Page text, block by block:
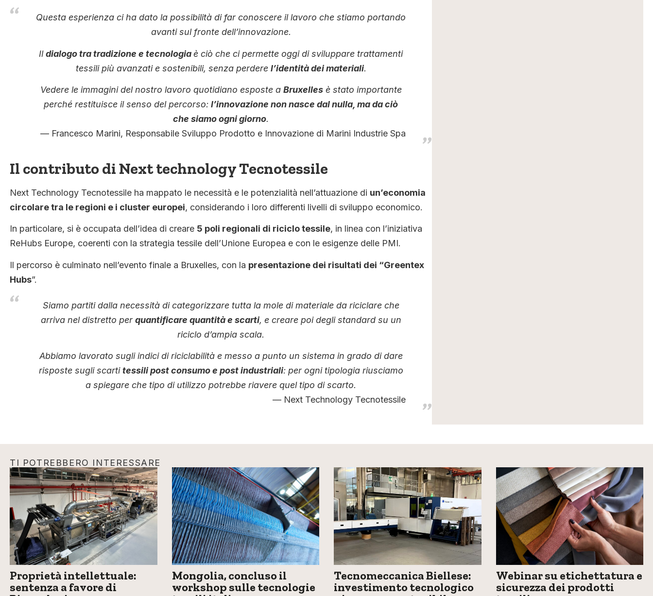
Questa esperienza ci ha dato la possibilità di far conoscere il lavoro che stiamo portando
avanti sul fronte dell’innovazione.
Ildialogo tra tradizione e tecnologiaè ciò che ci permette oggi di sviluppare trattamenti
tessili più avanzati e sostenibili, senza perdere l’identità dei materiali.
Vedere le immagini del nostro lavoro quotidiano esposte a Bruxellesè stato importante
perché restituisce il senso del percorso:l’innovazione non nasce dal nulla, ma da ciò
che siamo ogni giorno.
Francesco Marini, Responsabile Sviluppo Prodotto e Innovazione di Marini Industrie Spa
Il contributo di Next technology Tecnotessile
Next Technology Tecnotessile ha mappato le necessità e le potenzialità nell’attuazione di un’economia
circolare tra le regioni e i cluster europei, considerando i loro differenti livelli di sviluppo economico.
In particolare, si è occupata dell’idea di creare 5 poli regionali di riciclo tessile, in linea con l’iniziativa
ReHubs Europe, coerenti con la strategia tessile dell’Unione Europea e con le esigenze delle PMI.
Il percorso è culminato nell’evento finale a Bruxelles, con la presentazione dei risultati dei “Greentex
Hubs”.
Siamo partiti dalla necessità di categorizzare tutta la mole di materiale da riciclare che
arriva nel distretto perquantificare quantità e scarti, e creare poi degli standard su un
riciclo d’ampia scala.
Abbiamo lavorato sugli indici di riciclabilità e messo a punto un sistema in grado di dare
risposte sugli scartitessili post consumo e post industriali: per ogni tipologia riusciamo
a spiegare che tipo di utilizzo potrebbe riavere quel tipo di scarto.
Next Technology Tecnotessile
TI POTREBBERO INTERESSARE
Proprietà intellettuale:
sentenza a favore di
Mongolia, concluso il
workshop sulle tecnologie
Tecnomeccanica Biellese:
investimento tecnologico
Webinar su etichettatura e
sicurezza dei prodotti